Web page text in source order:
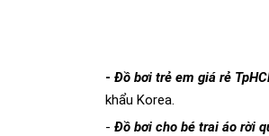
- Đồ bơi trẻ em giá rẻ
khẩu Korea.
- Đồ bơi cho bé trai áo rời